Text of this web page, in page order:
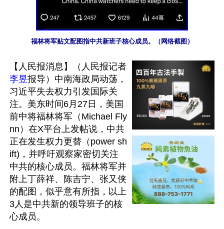
福林将军贴文配图指中共新班子核心成员。（网络截图）
【人民报消息】（人民报记者
李昱报导）中南海政局动荡，
习近平失去权力引发国际关
注。美东时间6月27日，美国
前中将福林将军（Michael Fly
nn）在X平台上发帖说，中共
正在发生权力更替（power sh
ift)，并呼吁观察家密切关注
中共的核心成员。福林将军并
附上丁薛祥、陈吉宁、张又侠
的配图，似乎意有所指，以上
3人是中共新的领导班子的核
心成员。